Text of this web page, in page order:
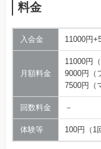
料金
入会金 11000円
月額料金
11000円
9000円（
7500円（
回数料金 －
体験等 100円（1